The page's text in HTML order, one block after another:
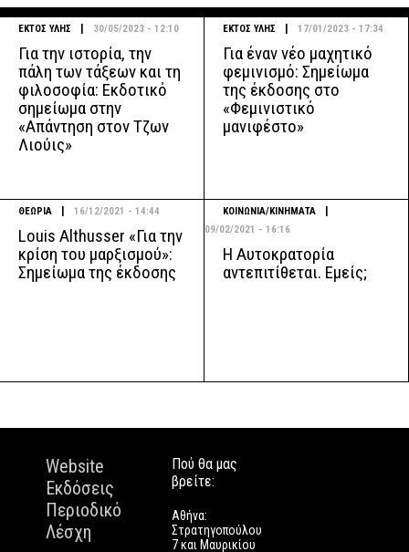
ΕΚΤΟΣ ΥΛΗΣ 30/05/2023 - 12:10
Για την ιστορία, την
πάλη των τάξεων και τη
φιλοσοφία: Εκδοτικό
σημείωμα στην
«Απάντηση στον Τζων
Λιούις»
ΕΚΤΟΣ ΥΛΗΣ 17/01/2023 - 17:34
Για έναν νέο μαχητικό
φεμινισμό: Σημείωμα
της έκδοσης στο
«Φεμινιστικό
μανιφέστο»
ΘΕΩΡΙΑ 16/12/2021 - 14:44
Louis Althusser «Για την
κρίση του μαρξισμού»:
Σημείωμα της έκδοσης
ΚΟΙΝΩΝΙΑ/ΚΙΝΗΜΑΤΑ
09/02/2021 - 16:16
Η Αυτοκρατορία
αντεπιτίθεται. Εμείς;
Website
Εκδόσεις
Περιοδικό
Λέσχη
Πού θα μας
βρείτε:
Αθήνα:
Στρατηγοπούλου
7 και Μαυρικίου